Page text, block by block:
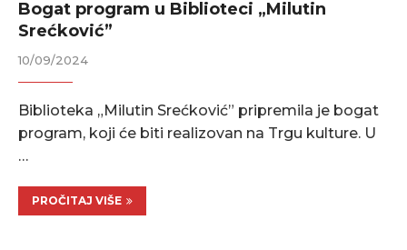
Bogat program u Biblioteci „Milutin
Srećković”
10/09/2024
Biblioteka „Milutin Srećković” pripremila je bogat
program, koji će biti realizovan na Trgu kulture. U
…
PROČITAJ VIŠE